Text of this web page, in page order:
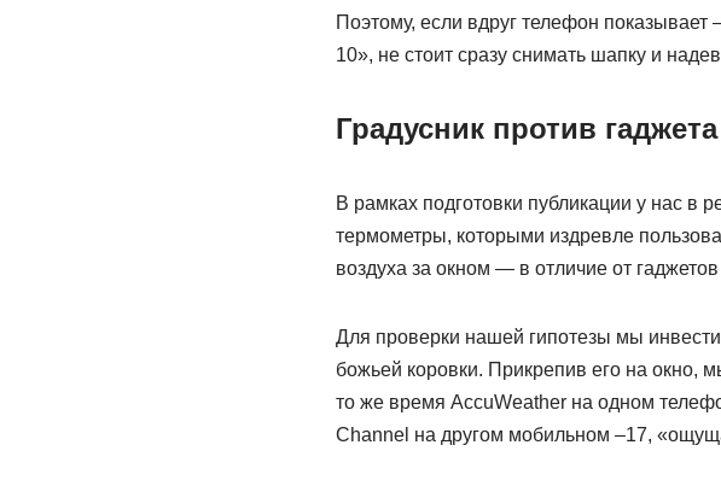
Поэтому, если вдруг телефон
10», не стоит сразу снимать шапку и
Градусник против гаджета
В рамках подготовки публикации у нас в
термометры, которыми издревле
воздуха за окном — в отличие от
Для проверки нашей гипотезы мы
божьей коровки. Прикрепив его на окно,
то же время AccuWeather на одном
Channel на другом мобильном –17,